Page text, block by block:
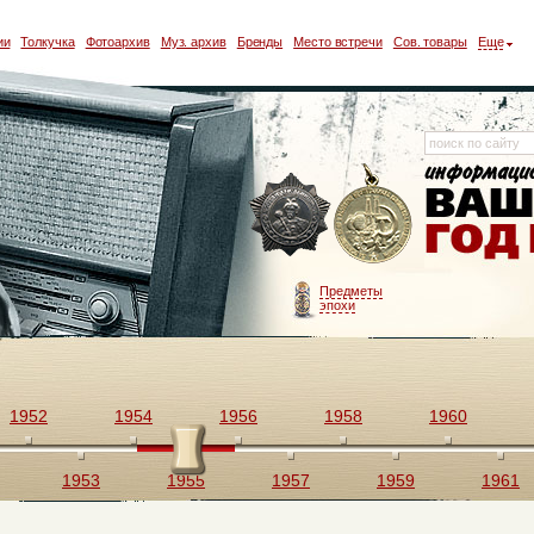
Толкучка Фотоархив Муз. архив Бренды Место встречи Сов. товары Еще
Предметы
эпохи
1952
1953
1954
1955
1956
1957
1958
1959
1960
1961